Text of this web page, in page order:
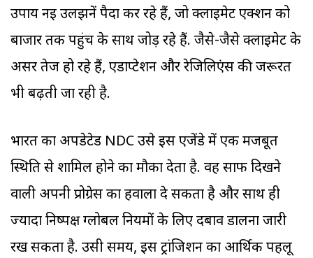
उपाय नई उलझनें पैदा कर रहे हैं, जो क्लाइमेट एक्शन को
बाजार तक पहुंच के साथ जोड़ रहे हैं. जैसे-जैसे क्लाइमेट के
असर तेज हो रहे हैं, एडाप्टेशन और रेजिलिएंस की जरूरत
भी बढ़ती जा रही है.
भारत का अपडेटेड NDC उसे इस एजेंडे में एक मजबूत
स्थिति से शामिल होने का मौका देता है. वह साफ दिखने
वाली अपनी प्रोग्रेस का हवाला दे सकता है और साथ ही
ज्यादा निष्पक्ष ग्लोबल नियमों के लिए दबाव डालना जारी
रख सकता है. उसी समय, इस ट्रांजिशन का आर्थिक पहलू